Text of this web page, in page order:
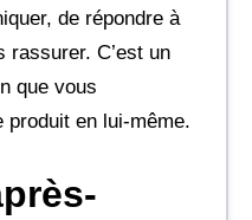
de répondre à
rassurer. C’est un
que vous
produit en lui-même.